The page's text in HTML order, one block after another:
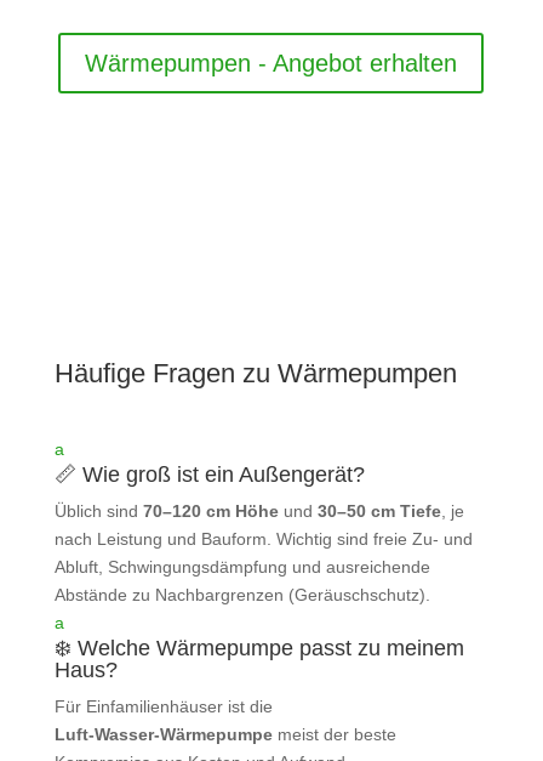
Wärmepumpen - Angebot erhalten
Häufige Fragen zu Wärmepumpen
a
📏 Wie groß ist ein Außengerät?
Üblich sind 70–120 cm Höheund 30–50 cm Tiefe, je
nach Leistung und Bauform. Wichtig sind freie Zu‑ und
Abluft, Schwingungsdämpfung und ausreichende
Abstände zu Nachbargrenzen (Geräuschschutz).
a
❄️ Welche Wärmepumpe passt zu meinem
Haus?
Für Einfamilienhäuser ist die
Luft‑Wasser‑Wärmepumpemeist der beste